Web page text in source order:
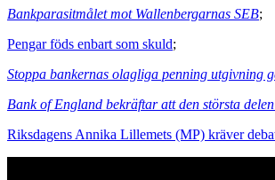
Bankparasitmålet mot Wallenbergarnas SEB;
Pengar föds enbart som skuld;
Stoppa bankernas olagliga penning utgivning
Bank of England bekräftar att den största
Riksdagens Annika Lillemets (MP) kräver